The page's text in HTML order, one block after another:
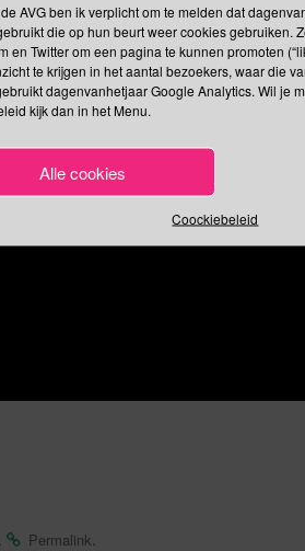
AVG ben ik verplicht om te melden dat
die op hun beurt weer cookies gebruiken.
en Twitter om een pagina te kunnen promoten
te krijgen in het aantal bezoekers, waar die
dagenvanhetjaar Google Analytics. Wil je
kijk dan in het Menu.
Alle cookies
Coockiebeleid
. Permalink.